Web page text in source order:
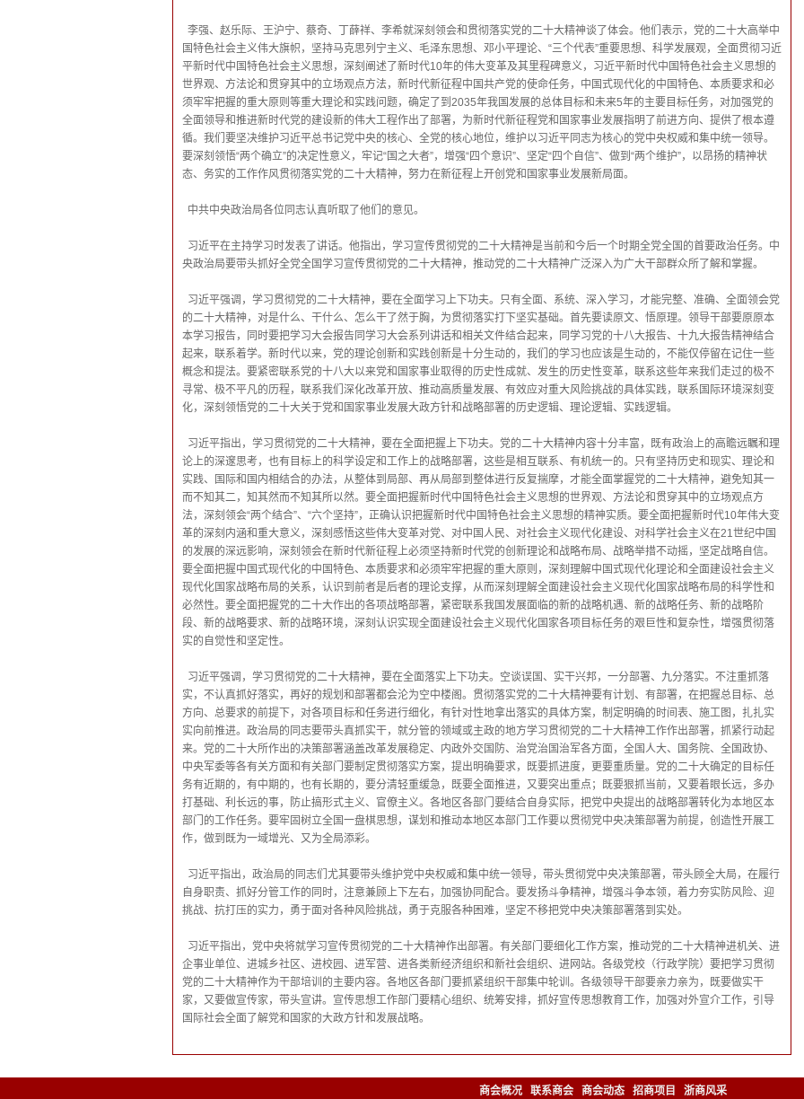
李强、赵乐际、王沪宁、蔡奇、丁薛祥、李希就深刻领会和贯彻落实党的二十大精神谈了体会。他们表示，党的二十大高举中
国特色社会主义伟大旗帜，坚持马克思列宁主义、毛泽东思想、邓小平理论、“三个代表”重要思想、科学发展观，全面贯彻习近
平新时代中国特色社会主义思想，深刻阐述了新时代10年的伟大变革及其里程碑意义，习近平新时代中国特色社会主义思想的
世界观、方法论和贯穿其中的立场观点方法，新时代新征程中国共产党的使命任务，中国式现代化的中国特色、本质要求和必
须牢牢把握的重大原则等重大理论和实践问题，确定了到2035年我国发展的总体目标和未来5年的主要目标任务，对加强党的
全面领导和推进新时代党的建设新的伟大工程作出了部署，为新时代新征程党和国家事业发展指明了前进方向、提供了根本遵
循。我们要坚决维护习近平总书记党中央的核心、全党的核心地位，维护以习近平同志为核心的党中央权威和集中统一领导。
要深刻领悟“两个确立”的决定性意义，牢记“国之大者”，增强“四个意识”、坚定“四个自信”、做到“两个维护”，以昂扬的精神状
态、务实的工作作风贯彻落实党的二十大精神，努力在新征程上开创党和国家事业发展新局面。
中共中央政治局各位同志认真听取了他们的意见。
习近平在主持学习时发表了讲话。他指出，学习宣传贯彻党的二十大精神是当前和今后一个时期全党全国的首要政治任务。中
央政治局要带头抓好全党全国学习宣传贯彻党的二十大精神，推动党的二十大精神广泛深入为广大干部群众所了解和掌握。
习近平强调，学习贯彻党的二十大精神，要在全面学习上下功夫。只有全面、系统、深入学习，才能完整、准确、全面领会党
的二十大精神，对是什么、干什么、怎么干了然于胸，为贯彻落实打下坚实基础。首先要读原文、悟原理。领导干部要原原本
本学习报告，同时要把学习大会报告同学习大会系列讲话和相关文件结合起来，同学习党的十八大报告、十九大报告精神结合
起来，联系着学。新时代以来，党的理论创新和实践创新是十分生动的，我们的学习也应该是生动的，不能仅停留在记住一些
概念和提法。要紧密联系党的十八大以来党和国家事业取得的历史性成就、发生的历史性变革，联系这些年来我们走过的极不
寻常、极不平凡的历程，联系我们深化改革开放、推动高质量发展、有效应对重大风险挑战的具体实践，联系国际环境深刻变
化，深刻领悟党的二十大关于党和国家事业发展大政方针和战略部署的历史逻辑、理论逻辑、实践逻辑。
习近平指出，学习贯彻党的二十大精神，要在全面把握上下功夫。党的二十大精神内容十分丰富，既有政治上的高瞻远瞩和理
论上的深邃思考，也有目标上的科学设定和工作上的战略部署，这些是相互联系、有机统一的。只有坚持历史和现实、理论和
实践、国际和国内相结合的办法，从整体到局部、再从局部到整体进行反复揣摩，才能全面掌握党的二十大精神，避免知其一
而不知其二，知其然而不知其所以然。要全面把握新时代中国特色社会主义思想的世界观、方法论和贯穿其中的立场观点方
法，深刻领会“两个结合”、“六个坚持”，正确认识把握新时代中国特色社会主义思想的精神实质。要全面把握新时代10年伟大变
革的深刻内涵和重大意义，深刻感悟这些伟大变革对党、对中国人民、对社会主义现代化建设、对科学社会主义在21世纪中国
的发展的深远影响，深刻领会在新时代新征程上必须坚持新时代党的创新理论和战略布局、战略举措不动摇，坚定战略自信。
要全面把握中国式现代化的中国特色、本质要求和必须牢牢把握的重大原则，深刻理解中国式现代化理论和全面建设社会主义
现代化国家战略布局的关系，认识到前者是后者的理论支撑，从而深刻理解全面建设社会主义现代化国家战略布局的科学性和
必然性。要全面把握党的二十大作出的各项战略部署，紧密联系我国发展面临的新的战略机遇、新的战略任务、新的战略阶
段、新的战略要求、新的战略环境，深刻认识实现全面建设社会主义现代化国家各项目标任务的艰巨性和复杂性，增强贯彻落
实的自觉性和坚定性。
习近平强调，学习贯彻党的二十大精神，要在全面落实上下功夫。空谈误国、实干兴邦，一分部署、九分落实。不注重抓落
实，不认真抓好落实，再好的规划和部署都会沦为空中楼阁。贯彻落实党的二十大精神要有计划、有部署，在把握总目标、总
方向、总要求的前提下，对各项目标和任务进行细化，有针对性地拿出落实的具体方案，制定明确的时间表、施工图，扎扎实
实向前推进。政治局的同志要带头真抓实干，就分管的领域或主政的地方学习贯彻党的二十大精神工作作出部署，抓紧行动起
来。党的二十大所作出的决策部署涵盖改革发展稳定、内政外交国防、治党治国治军各方面，全国人大、国务院、全国政协、
中央军委等各有关方面和有关部门要制定贯彻落实方案，提出明确要求，既要抓进度，更要重质量。党的二十大确定的目标任
务有近期的，有中期的，也有长期的，要分清轻重缓急，既要全面推进，又要突出重点；既要狠抓当前，又要着眼长远，多办
打基础、利长远的事，防止搞形式主义、官僚主义。各地区各部门要结合自身实际，把党中央提出的战略部署转化为本地区本
部门的工作任务。要牢固树立全国一盘棋思想，谋划和推动本地区本部门工作要以贯彻党中央决策部署为前提，创造性开展工
作，做到既为一域增光、又为全局添彩。
习近平指出，政治局的同志们尤其要带头维护党中央权威和集中统一领导，带头贯彻党中央决策部署，带头顾全大局，在履行
自身职责、抓好分管工作的同时，注意兼顾上下左右，加强协同配合。要发扬斗争精神，增强斗争本领，着力夯实防风险、迎
挑战、抗打压的实力，勇于面对各种风险挑战，勇于克服各种困难，坚定不移把党中央决策部署落到实处。
习近平指出，党中央将就学习宣传贯彻党的二十大精神作出部署。有关部门要细化工作方案，推动党的二十大精神进机关、进
企事业单位、进城乡社区、进校园、进军营、进各类新经济组织和新社会组织、进网站。各级党校（行政学院）要把学习贯彻
党的二十大精神作为干部培训的主要内容。各地区各部门要抓紧组织干部集中轮训。各级领导干部要亲力亲为，既要做实干
家，又要做宣传家，带头宣讲。宣传思想工作部门要精心组织、统筹安排，抓好宣传思想教育工作，加强对外宣介工作，引导
国际社会全面了解党和国家的大政方针和发展战略。
商会概况 联系商会 商会动态 招商项目 浙商风采